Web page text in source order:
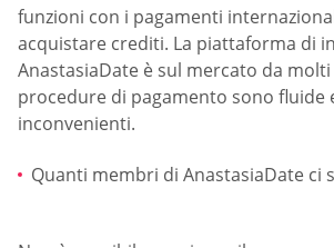
funzioni con i pagamenti
acquistare crediti. La piattaforma di
AnastasiaDate è sul mercato da
procedure di pagamento sono fluide
inconvenienti.
Quanti membri di AnastasiaDate ci